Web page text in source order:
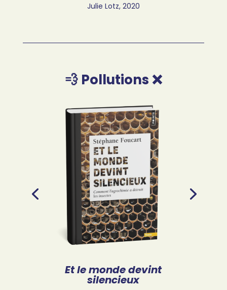
Julie Lotz, 2020
💨 Pollutions ❌
Et le monde devint
silencieux